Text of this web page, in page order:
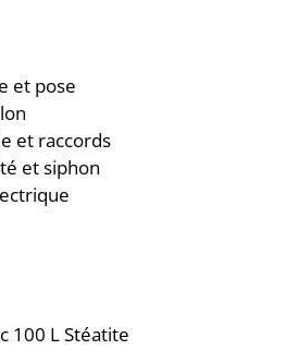
et pose
et raccords
et siphon
100 L Stéatite